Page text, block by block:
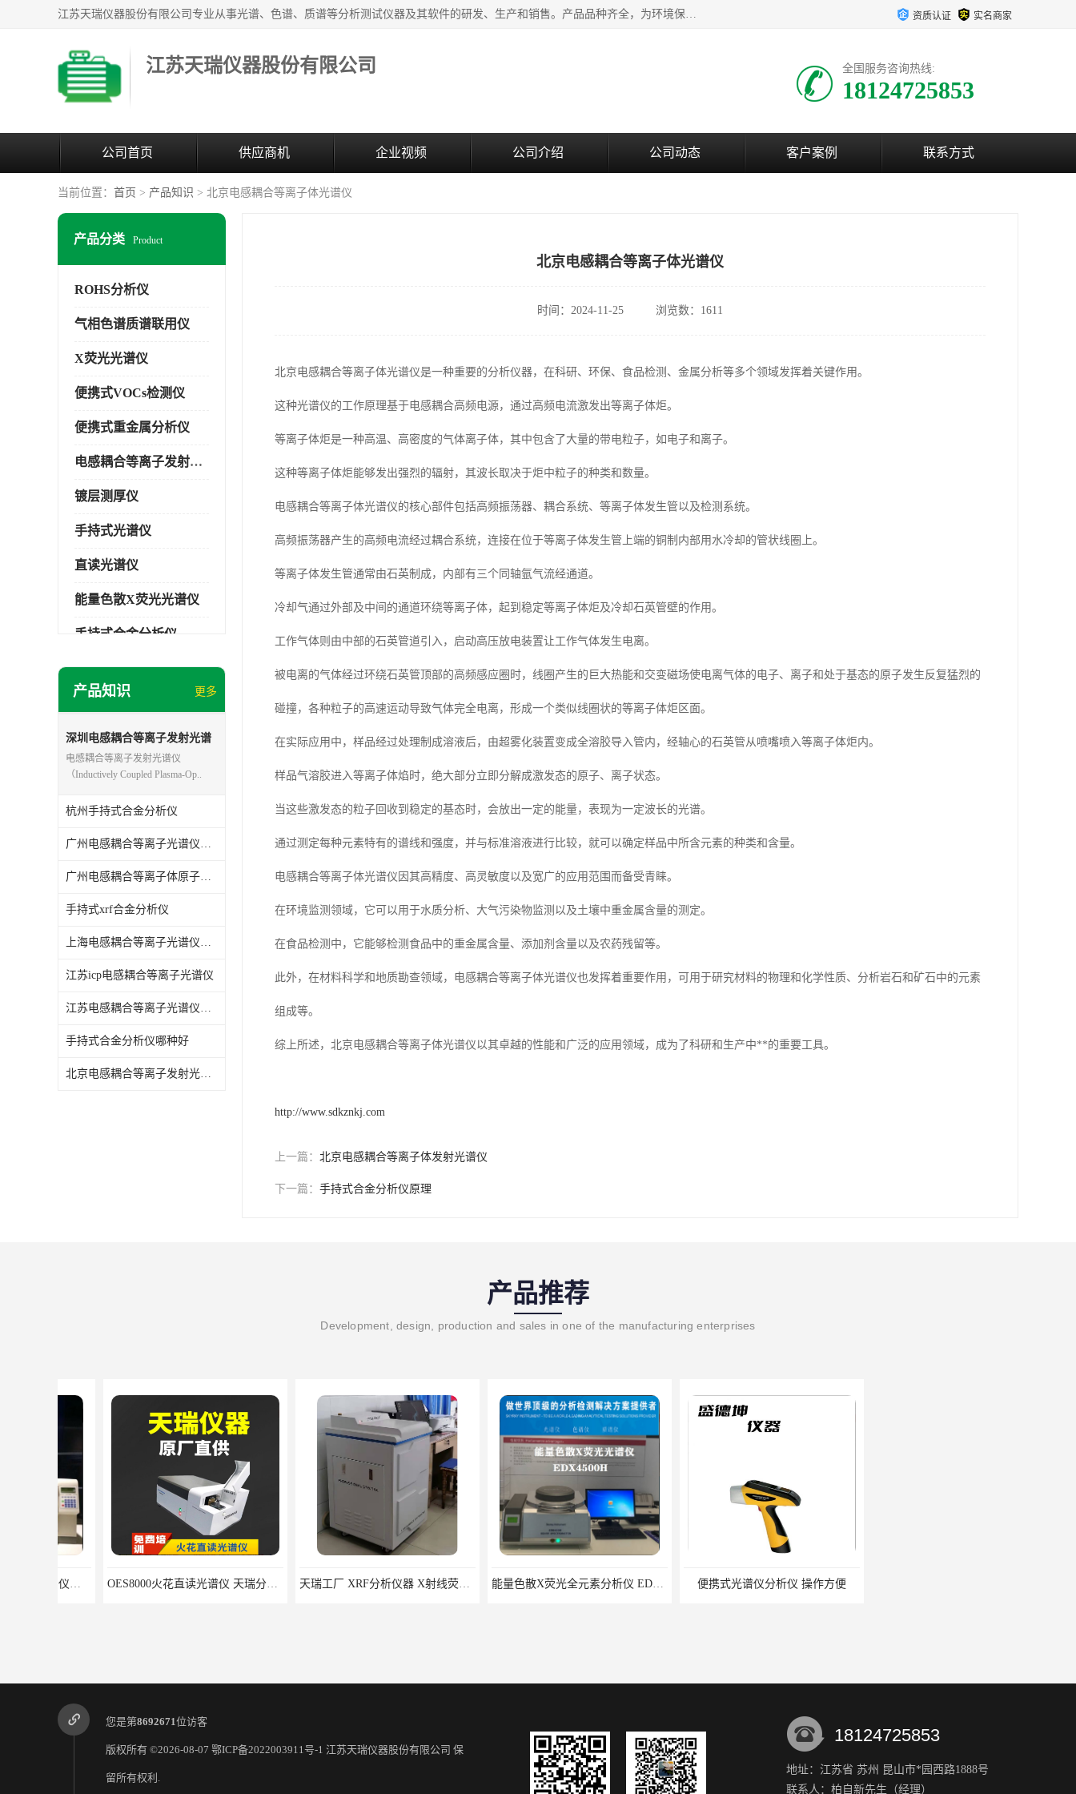
江苏天瑞仪器股份有限公司专业从事光谱、色谱、质谱等分析测试仪器及其软件的研发、生产和销售。产品品种齐全，为环境保护与安全、工业测试与分析及其它领域提供专业解决方案。 为客户提供更加先进的产品和更加满意的服务。 资质认证 实名商家
江苏天瑞仪器股份有限公司 全国服务咨询热线:
18124725853
公司首页 供应商机 企业视频 公司介绍 公司动态 客户案例 联系方式
当前位置： 首页 > 产品知识 > 北京电感耦合等离子体光谱仪
产品分类 Product
ROHS分析仪
气相色谱质谱联用仪
X荧光光谱仪
便携式VOCs检测仪
便携式重金属分析仪
电感耦合等离子发射光谱仪
镀层测厚仪
手持式光谱仪
直读光谱仪
能量色散X荧光光谱仪
手持式合金分析仪
手持式矿石分析仪
光电直读光谱仪
便携式水质重金属检测仪
产品知识 更多
深圳电感耦合等离子发射光谱
仪
电感耦合等离子发射光谱仪
（Inductively Coupled Plasma-Op..
杭州手持式合金分析仪
广州电感耦合等离子光谱仪原理
广州电感耦合等离子体原子发射光谱仪
手持式xrf合金分析仪
上海电感耦合等离子光谱仪原理
江苏icp电感耦合等离子光谱仪
江苏电感耦合等离子光谱仪原理
手持式合金分析仪哪种好
北京电感耦合等离子发射光谱仪
北京电感耦合等离子体光谱仪
时间：2024-11-25 浏览数：1611
北京电感耦合等离子体光谱仪是一种重要的分析仪器，在科研、环保、食品检测、金属分析等多个领域发挥着关键作用。
这种光谱仪的工作原理基于电感耦合高频电源，通过高频电流激发出等离子体炬。
等离子体炬是一种高温、高密度的气体离子体，其中包含了大量的带电粒子，如电子和离子。
这种等离子体炬能够发出强烈的辐射，其波长取决于炬中粒子的种类和数量。
电感耦合等离子体光谱仪的核心部件包括高频振荡器、耦合系统、等离子体发生管以及检测系统。
高频振荡器产生的高频电流经过耦合系统，连接在位于等离子体发生管上端的铜制内部用水冷却的管状线圈上。
等离子体发生管通常由石英制成，内部有三个同轴氩气流经通道。
冷却气通过外部及中间的通道环绕等离子体，起到稳定等离子体炬及冷却石英管壁的作用。
工作气体则由中部的石英管道引入，启动高压放电装置让工作气体发生电离。
被电离的气体经过环绕石英管顶部的高频感应圈时，线圈产生的巨大热能和交变磁场使电离气体的电子、离子和处于基态的原子发生反复猛烈的
碰撞，各种粒子的高速运动导致气体完全电离，形成一个类似线圈状的等离子体炬区面。
在实际应用中，样品经过处理制成溶液后，由超雾化装置变成全溶胶导入管内，经轴心的石英管从喷嘴喷入等离子体炬内。
样品气溶胶进入等离子体焰时，绝大部分立即分解成激发态的原子、离子状态。
当这些激发态的粒子回收到稳定的基态时，会放出一定的能量，表现为一定波长的光谱。
通过测定每种元素特有的谱线和强度，并与标准溶液进行比较，就可以确定样品中所含元素的种类和含量。
电感耦合等离子体光谱仪因其高精度、高灵敏度以及宽广的应用范围而备受青睐。
在环境监测领域，它可以用于水质分析、大气污染物监测以及土壤中重金属含量的测定。
在食品检测中，它能够检测食品中的重金属含量、添加剂含量以及农药残留等。
此外，在材料科学和地质勘查领域，电感耦合等离子体光谱仪也发挥着重要作用，可用于研究材料的物理和化学性质、分析岩石和矿石中的元素
组成等。
综上所述，北京电感耦合等离子体光谱仪以其卓越的性能和广泛的应用领域，成为了科研和生产中**的重要工具。
http://www.sdkznkj.com
上一篇： 北京电感耦合等离子体发射光谱仪
下一篇： 手持式合金分析仪原理
产品推荐
Development, design, production and sales in one of the manufacturing enterprises
OES8000火花直读光谱仪 天瑞分析仪器 天瑞工厂 XRF分析仪器 X射线荧光分析仪 能量色散X荧光全元素分析仪 EDX4500光谱仪生产厂家 便携式光谱仪分析仪 操作方便
您是第8692671位访客
版权所有 ©2026-08-07 鄂ICP备2022003911号-1 江苏天瑞仪器股份有限公司 保
留所有权利.
18124725853
地址：江苏省 苏州 昆山市*园西路1888号
联系人：柏自新先生 （经理）